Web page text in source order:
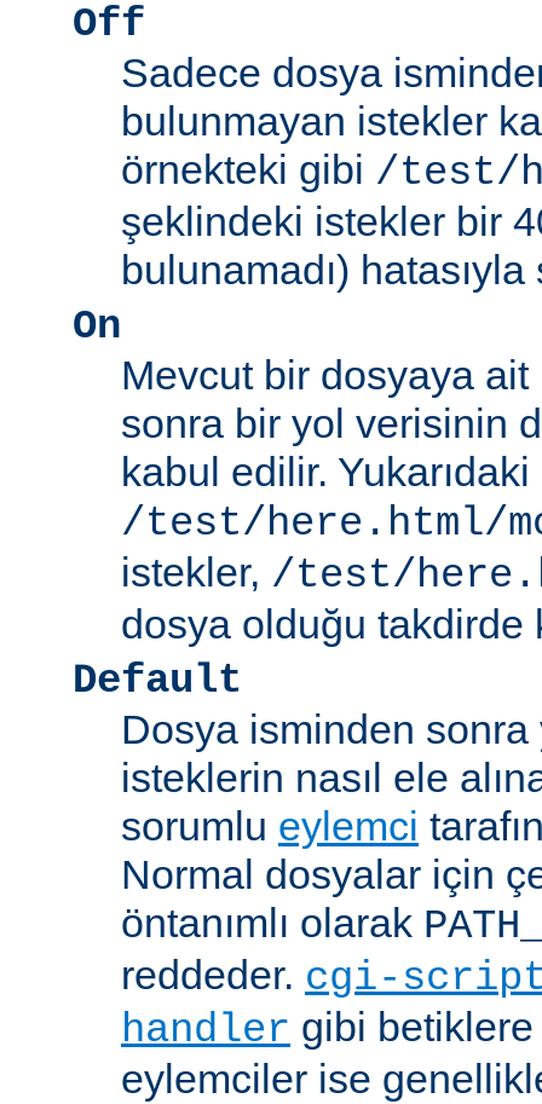
Off
Sadece dosya
bulunmayan istekler
örnekteki gibi /test/
şeklindeki istekler bir
bulunamadı) hatasıyla
On
Mevcut bir dosyaya
sonra bir yol verisinin
kabul edilir.
/test/here.html/
istekler, /test/
dosya olduğu takdirde
Default
Dosya isminden
isteklerin nasıl ele
sorumlu eylemci
Normal dosyalar için
öntanımlı olarak
reddeder. cgi-
handler gibi
eylemciler ise